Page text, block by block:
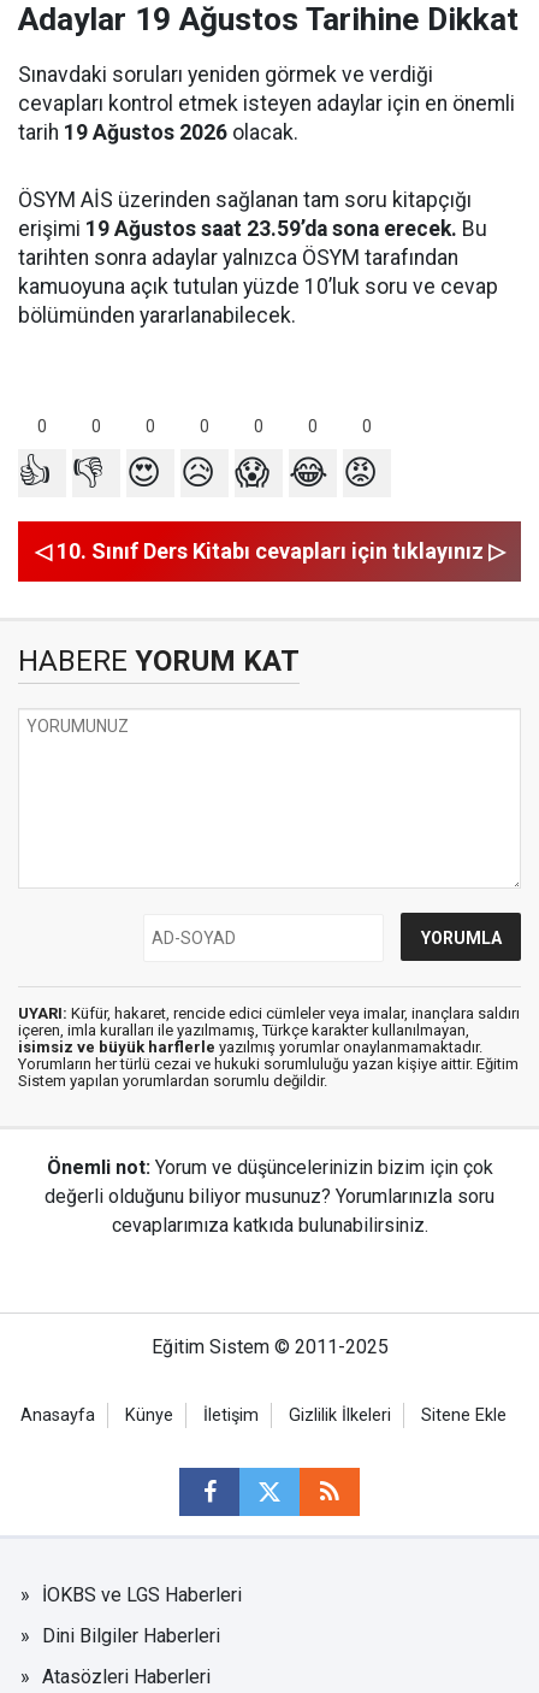
Adaylar 19 Ağustos Tarihine Dikkat
Sınavdaki soruları yeniden görmek ve verdiği
cevapları kontrol etmek isteyen adaylar için en önemli
tarih 19 Ağustos 2026 olacak.
ÖSYM AİS üzerinden sağlanan tam soru kitapçığı
erişimi 19 Ağustos saat 23.59’da sona erecek. Bu
tarihten sonra adaylar yalnızca ÖSYM tarafından
kamuoyuna açık tutulan yüzde 10’luk soru ve cevap
bölümünden yararlanabilecek.
0 0 0 0 0 0 0
👍 👎 😍 😥 😱 😂 😡
◁ 10. Sınıf Ders Kitabı cevapları için tıklayınız ▷
HABERE YORUM KAT
UYARI: Küfür, hakaret, rencide edici cümleler veya imalar, inançlara saldırı
içeren, imla kuralları ile yazılmamış, Türkçe karakter kullanılmayan,
isimsiz ve büyük harflerle yazılmış yorumlar onaylanmamaktadır.
Yorumların her türlü cezai ve hukuki sorumluluğu yazan kişiye aittir. Eğitim
Sistem yapılan yorumlardan sorumlu değildir.
Önemli not: Yorum ve düşüncelerinizin bizim için çok
değerli olduğunu biliyor musunuz? Yorumlarınızla soru
cevaplarımıza katkıda bulunabilirsiniz.
Eğitim Sistem © 2011-2025
Anasayfa Künye İletişim Gizlilik İlkeleri Sitene Ekle
İOKBS ve LGS Haberleri
Dini Bilgiler Haberleri
Atasözleri Haberleri